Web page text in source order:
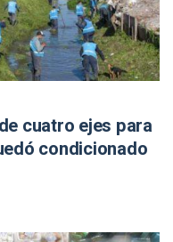
cuatro ejes para
condicionado